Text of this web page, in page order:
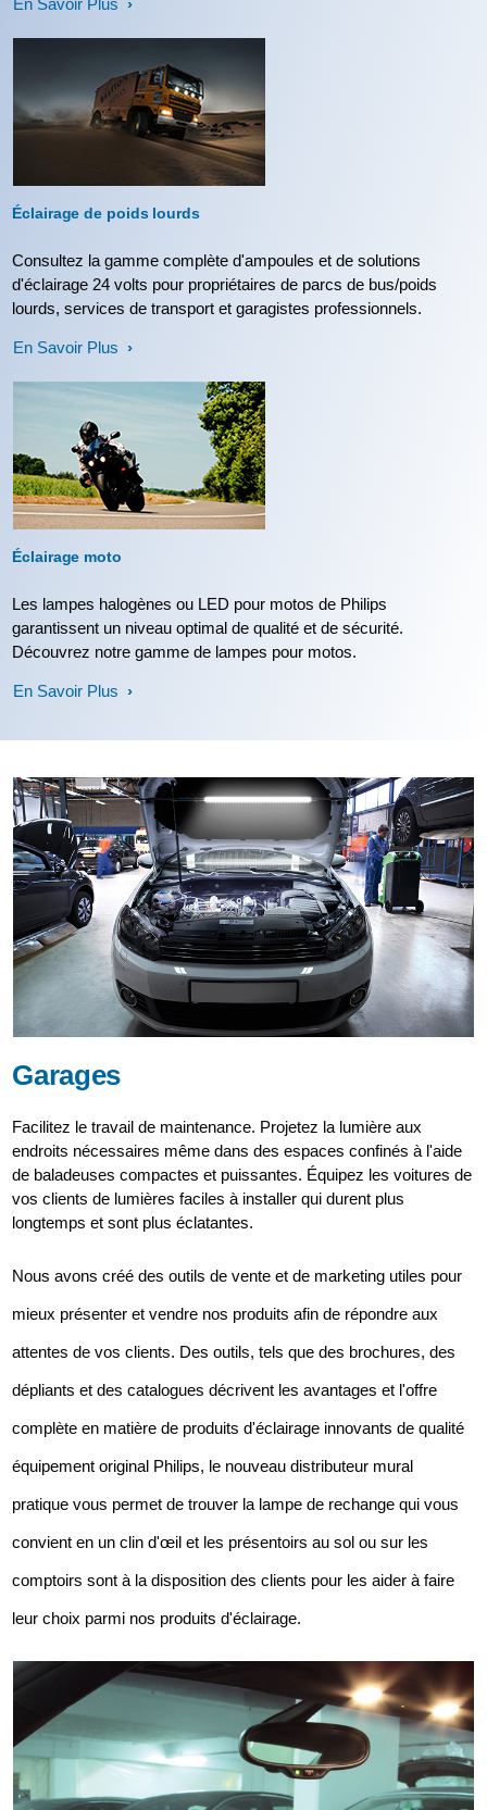
En Savoir Plus
Éclairage de poids lourds
Consultez la gamme complète d'ampoules et de solutions
d'éclairage 24 volts pour propriétaires de parcs de bus/poids
lourds, services de transport et garagistes professionnels.
En Savoir Plus
Éclairage moto
Les lampes halogènes ou LED pour motos de Philips
garantissent un niveau optimal de qualité et de sécurité.
Découvrez notre gamme de lampes pour motos.
En Savoir Plus
Garages
Facilitez le travail de maintenance. Projetez la lumière aux
endroits nécessaires même dans des espaces confinés à l'aide
de baladeuses compactes et puissantes. Équipez les voitures de
vos clients de lumières faciles à installer qui durent plus
longtemps et sont plus éclatantes.
Nous avons créé des outils de vente et de marketing utiles pour
mieux présenter et vendre nos produits afin de répondre aux
attentes de vos clients. Des outils, tels que des brochures, des
dépliants et des catalogues décrivent les avantages et l'offre
complète en matière de produits d'éclairage innovants de qualité
équipement original Philips, le nouveau distributeur mural
pratique vous permet de trouver la lampe de rechange qui vous
convient en un clin d'œil et les présentoirs au sol ou sur les
comptoirs sont à la disposition des clients pour les aider à faire
leur choix parmi nos produits d'éclairage.